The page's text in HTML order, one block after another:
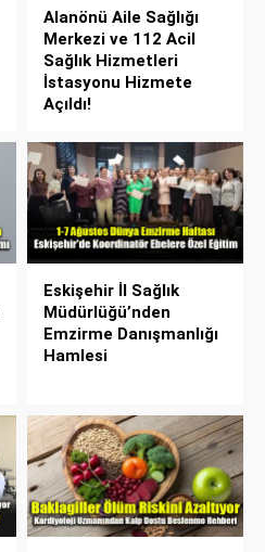
Alanönü Aile Sağlığı
Merkezi ve 112 Acil
Sağlık Hizmetleri
İstasyonu Hizmete
Açıldı!
Eskişehir İl Sağlık
Müdürlüğü’nden
Emzirme Danışmanlığı
Hamlesi